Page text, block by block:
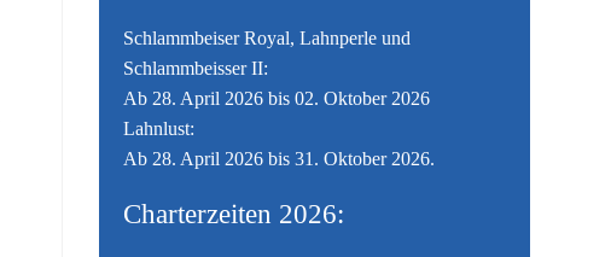
Schlammbeiser Royal, Lahnperle und
Schlammbeisser II:
Ab 28. April 2026 bis 02. Oktober 2026
Lahnlust:
Ab 28. April 2026 bis 31. Oktober 2026.
Charterzeiten 2026: